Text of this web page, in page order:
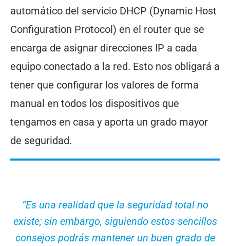
automático del servicio DHCP (Dynamic Host
Configuration Protocol) en el router que se
encarga de asignar direcciones IP a cada
equipo conectado a la red. Esto nos obligará a
tener que configurar los valores de forma
manual en todos los dispositivos que
tengamos en casa y aporta un grado mayor
de seguridad.
“Es una realidad que la seguridad total no
existe; sin embargo, siguiendo estos sencillos
consejos podrás mantener un buen grado de